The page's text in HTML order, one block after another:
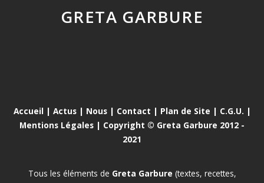
GRETA GARBURE
Accueil | Actus| Nous| Contact | Plan de Site | C.G.U. |
Mentions Légales | Copyright © Greta Garbure 2012 -
2021
Tous les éléments de Greta Garbure (textes, recettes,